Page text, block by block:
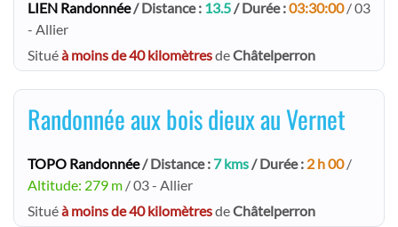
LIEN Randonnée/ Distance : 13.5/ Durée :03:30:00/ 03
- Allier
Situéà moins de 40 kilomètresdeChâtelperron
Randonnée aux bois dieux au Vernet
TOPO Randonnée/ Distance : 7 kms/ Durée : 2 h 00/
Altitude: 279 m / 03 - Allier
Situéà moins de 40 kilomètresdeChâtelperron